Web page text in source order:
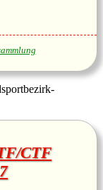
CTF